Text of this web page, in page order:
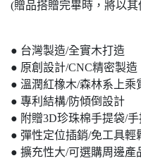
(贈品搭贈完畢時，將以
● 台灣製造/全實木打造
● 原創設計/CNC精密製造
● 溫潤紅橡木/森林系上乘
● 專利結構/防傾倒設計
● 附贈3D珍珠棉手提袋/手
● 彈性定位插銷/免工具輕
● 擴充性大/可選購周邊產